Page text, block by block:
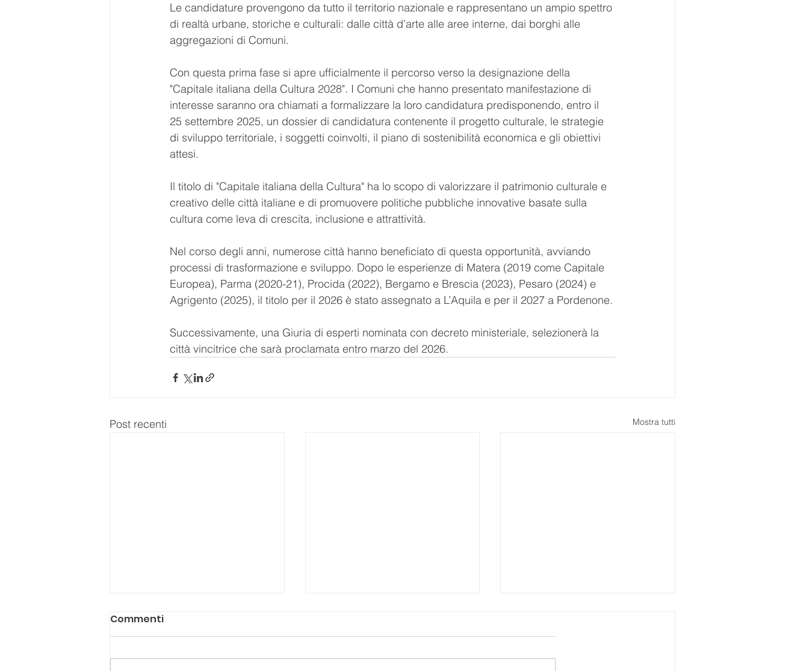
Le candidature provengono da tutto il territorio nazionale e rappresentano un ampio spettro
di realtà urbane, storiche e culturali: dalle città d’arte alle aree interne, dai borghi alle
aggregazioni di Comuni.
Con questa prima fase si apre ufficialmente il percorso verso la designazione della
"Capitale italiana della Cultura 2028". I Comuni che hanno presentato manifestazione di
interesse saranno ora chiamati a formalizzare la loro candidatura predisponendo, entro il
25 settembre 2025, un dossier di candidatura contenente il progetto culturale, le strategie
di sviluppo territoriale, i soggetti coinvolti, il piano di sostenibilità economica e gli obiettivi
attesi.
Il titolo di "Capitale italiana della Cultura" ha lo scopo di valorizzare il patrimonio culturale e
creativo delle città italiane e di promuovere politiche pubbliche innovative basate sulla
cultura come leva di crescita, inclusione e attrattività.
Nel corso degli anni, numerose città hanno beneficiato di questa opportunità, avviando
processi di trasformazione e sviluppo. Dopo le esperienze di Matera (2019 come Capitale
Europea), Parma (2020-21), Procida (2022), Bergamo e Brescia (2023), Pesaro (2024) e
Agrigento (2025), il titolo per il 2026 è stato assegnato a L’Aquila e per il 2027 a Pordenone.
Successivamente, una Giuria di esperti nominata con decreto ministeriale, selezionerà la
città vincitrice che sarà proclamata entro marzo del 2026.
Post recenti Mostra tutti
Commenti